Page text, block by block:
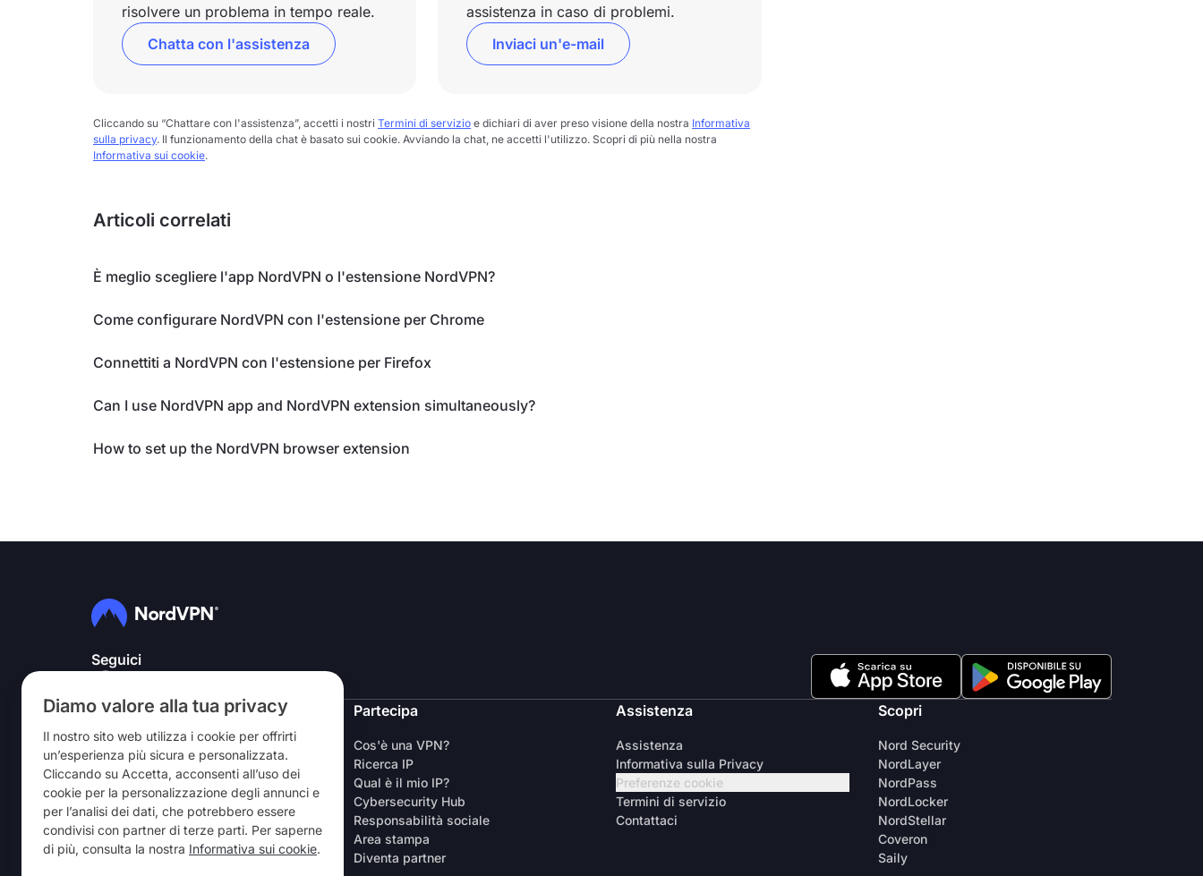
Diamo valore alla tua privacy
Il nostro sito web utilizza i cookie per offrirti
un’esperienza più sicura e personalizzata.
Cliccando su Accetta, acconsenti all’uso dei
cookie per la personalizzazione degli annunci e
per l’analisi dei dati, che potrebbero essere
condivisi con partner di terze parti. Per saperne
di più, consulta la nostra Informativa sui cookie.
risolvere un problema in tempo reale.
Chatta con l'assistenza
assistenza in caso di problemi.
Inviaci un'e-mail
Cliccando su “Chattare con l'assistenza”, accetti i nostri Termini di servizio e dichiari di aver preso visione della nostra Informativa
sulla privacy. Il funzionamento della chat è basato sui cookie. Avviando la chat, ne accetti l'utilizzo. Scopri di più nella nostra
Informativa sui cookie.
Articoli correlati
È meglio scegliere l'app NordVPN o l'estensione NordVPN?
Come configurare NordVPN con l'estensione per Chrome
Connettiti a NordVPN con l'estensione per Firefox
Can I use NordVPN app and NordVPN extension simultaneously?
How to set up the NordVPN browser extension
Seguici
NordVPN
Chi siamo
Lavora con noi
Prova la VPN gratuitamente
Router VPN
Recensioni
Sconto per studenti e lavoratori
Dove acquistarla
Partecipa
Cos'è una VPN?
Ricerca IP
Qual è il mio IP?
Cybersecurity Hub
Responsabilità sociale
Area stampa
Diventa partner
Assistenza
Assistenza
Informativa sulla Privacy
Preferenze cookie
Termini di servizio
Contattaci
Scopri
Nord Security
NordLayer
NordPass
NordLocker
NordStellar
Coveron
Saily